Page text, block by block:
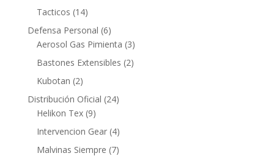
Tacticos (14)
Defensa Personal (6)
Aerosol Gas Pimienta (3)
Bastones Extensibles (2)
Kubotan (2)
Distribución Oficial (24)
Helikon Tex (9)
Intervencion Gear (4)
Malvinas Siempre (7)